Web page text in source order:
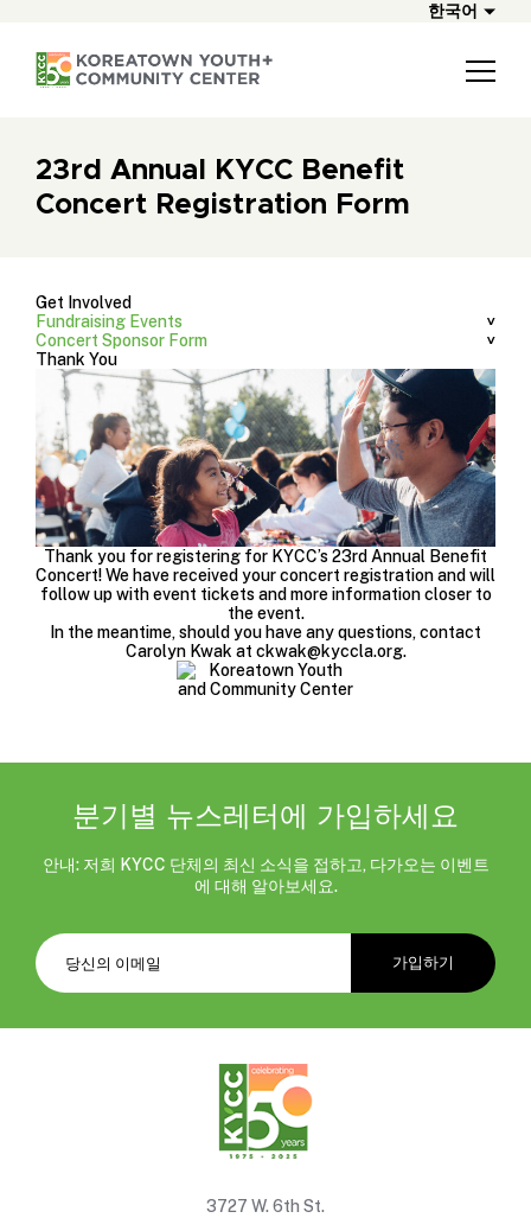
한국어
23rd Annual KYCC Benefit
Concert Registration Form
Get Involved
Fundraising Events
Concert Sponsor Form
Thank You
Thank you for registering for KYCC’s 23rd Annual Benefit
Concert! We have received your concert registration and will
follow up with event tickets and more information closer to
the event.
In the meantime, should you have any questions, contact
Carolyn Kwak at ckwak@kyccla.org.
분기별 뉴스레터에 가입하세요
안내: 저희 KYCC 단체의 최신 소식을 접하고, 다가오는 이벤트
에 대해 알아보세요.
3727 W. 6th St.